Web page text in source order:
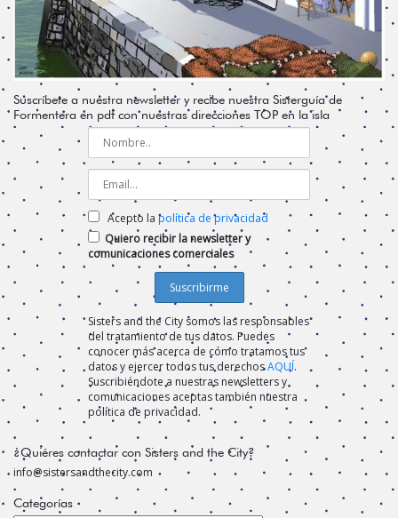
Suscríbete a nuestra newsletter y recibe nuestra Sisterguía de
Formentera en pdf con nuestras direcciones TOP en la isla
Acepto la política de privacidad
Quiero recibir la newsletter y
comunicaciones comerciales
Sisters and the City somos las responsables
del tratamiento de tus datos. Puedes
conocer más acerca de cómo tratamos tus
datos y ejercer todos tus derechosAQUÍ.
Suscribiéndote a nuestras newsletters y
comunicaciones aceptas también nuestra
política de privacidad.
¿Quiéres contactar con Sisters and the City?
info@sistersandthecity.com
Categorías